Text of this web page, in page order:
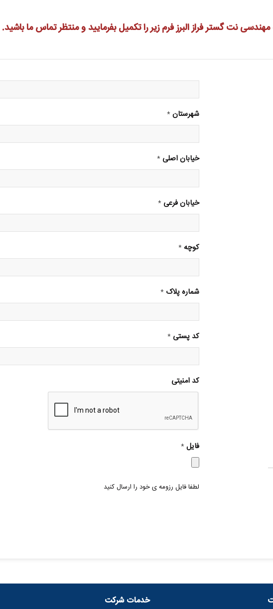
نت گستر فراز البرز فرم زیر را تکمیل بفرمایید و منتظر تماس ما باشید.
شهرستان*
خیابان اصلی *
خیابان فرعی *
کوچه *
شماره پلاک *
کد پستی *
کد امنیتی
فایل*
لطفا فایل رزومه ی خود را ارسال کنید
خدمات شرکت